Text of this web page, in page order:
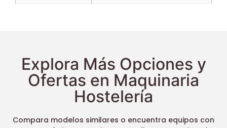
Explora Más Opciones y
Ofertas en Maquinaria
Hostelería
Compara modelos similares o encuentra equipos con